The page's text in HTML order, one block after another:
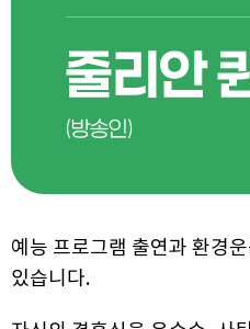
예능 프로그램 출연과 환경
있습니다.